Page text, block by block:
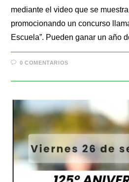
mediante el video que se
promocionando un concurso
Escuela”. Pueden ganar un año
0 COMENTARIOS